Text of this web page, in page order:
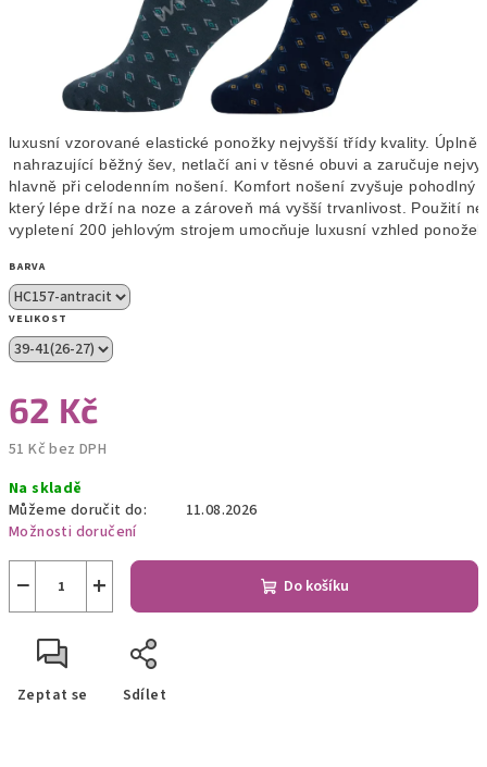
luxusní vzorované elastické ponožky nejvyšší třídy kvality. Úplně
nahrazující běžný šev, netlačí ani v těsné obuvi a zaručuje
hlavně při celodenním nošení. Komfort nošení zvyšuje
který lépe drží na noze a zároveň má vyšší trvanlivost. Použití
vypletení 200 jehlovým strojem umocňuje luxusní vzhled
BARVA
VELIKOST
62 Kč
51 Kč bez DPH
cena:
Na skladě
Můžeme doručit do:
11.08.2026
Možnosti doručení
+
− Do košíku
Zeptat se Sdílet